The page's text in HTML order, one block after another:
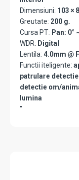
Dimensiuni: 103 ×
Greutate: 200 g.
Cursa PT: Pan: 0°
WDR: Digital
Lentila: 4.0mm @
Functii iteligente:
patrulare
detectie om/
lumina
"